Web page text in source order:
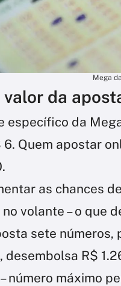
Mega
valor da
específico da
6. Quem apostar
as chances
volante – o que
sete números,
desembolsa R$
número máximo